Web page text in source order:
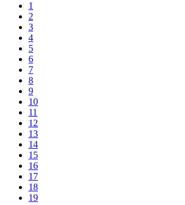
1
2
3
4
5
6
7
8
9
10
11
12
13
14
15
16
17
18
19